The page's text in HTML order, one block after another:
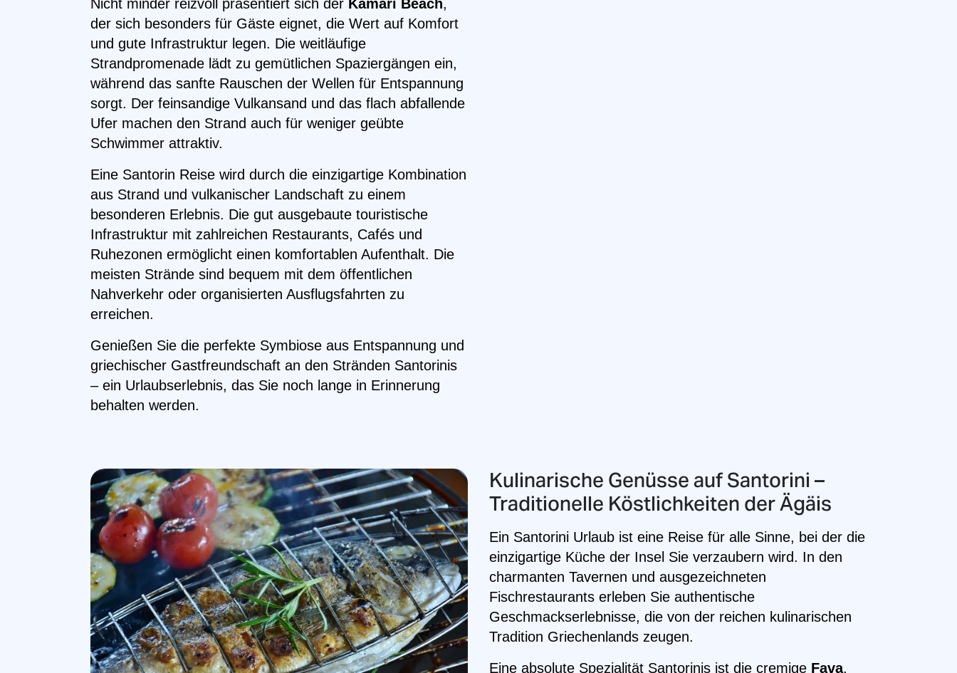
Nicht minder reizvoll präsentiert sich der Kamari Beach,
der sich besonders für Gäste eignet, die Wert auf Komfort
und gute Infrastruktur legen. Die weitläufige
Strandpromenade lädt zu gemütlichen Spaziergängen ein,
während das sanfte Rauschen der Wellen für Entspannung
sorgt. Der feinsandige Vulkansand und das flach abfallende
Ufer machen den Strand auch für weniger geübte
Schwimmer attraktiv.
Eine Santorin Reise wird durch die einzigartige Kombination
aus Strand und vulkanischer Landschaft zu einem
besonderen Erlebnis. Die gut ausgebaute touristische
Infrastruktur mit zahlreichen Restaurants, Cafés und
Ruhezonen ermöglicht einen komfortablen Aufenthalt. Die
meisten Strände sind bequem mit dem öffentlichen
Nahverkehr oder organisierten Ausflugsfahrten zu
erreichen.
Genießen Sie die perfekte Symbiose aus Entspannung und
griechischer Gastfreundschaft an den Stränden Santorinis
– ein Urlaubserlebnis, das Sie noch lange in Erinnerung
behalten werden.
Kulinarische Genüsse auf Santorini –
Traditionelle Köstlichkeiten der Ägäis
Ein Santorini Urlaub ist eine Reise für alle Sinne, bei der die
einzigartige Küche der Insel Sie verzaubern wird. In den
charmanten Tavernen und ausgezeichneten
Fischrestaurants erleben Sie authentische
Geschmackserlebnisse, die von der reichen kulinarischen
Tradition Griechenlands zeugen.
Eine absolute Spezialität Santorinis ist die cremige Fava,